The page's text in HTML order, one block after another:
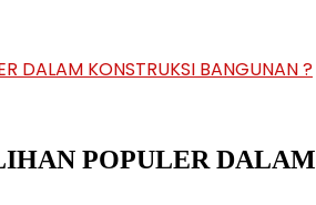
DALAM KONSTRUKSI BANGUNAN ?
POPULER DALAM